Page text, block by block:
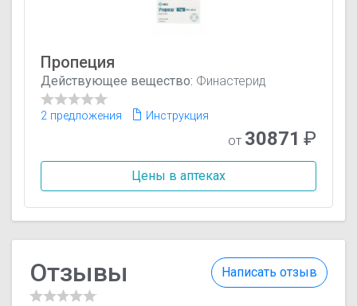
Пропеция
Действующее вещество: Финастерид
2 предложения Инструкция
от 30871 ₽
Цены в аптеках
Написать отзыв
Отзывы